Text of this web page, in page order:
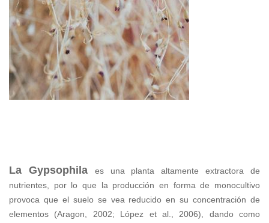
La Gypsophila
es una planta altamente extractora de
nutrientes, por lo que la producción en forma de monocultivo
provoca que el suelo se vea reducido en su concentración de
elementos (Aragon, 2002; López et al., 2006), dando como